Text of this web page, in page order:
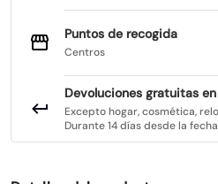
Puntos de recogida
Centros
Devoluciones gratuitas
Excepto hogar, cosmética,
Durante 14 días desde la